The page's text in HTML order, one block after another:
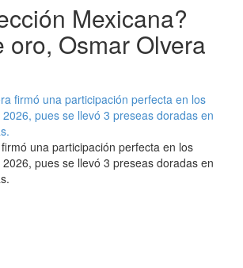
Mexicana?
Osmar Olvera
una participación perfecta en los
pues se llevó 3 preseas doradas en